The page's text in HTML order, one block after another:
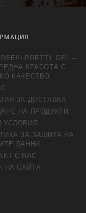
Повече информация
PRETTY GEL –
КРАСОТА С
КАЧЕСТВО
ЗА ДОСТАВКА
НА ПРОДУКТИ
УСЛОВИЯ
ЗА ЗАЩИТА НА
ДАННИ
С НАС
НА САЙТА